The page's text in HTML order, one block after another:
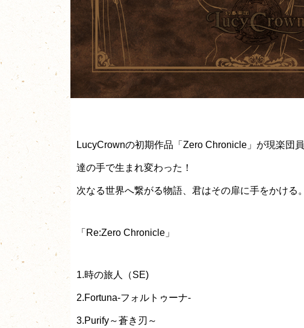
LucyCrownの初期作品「Zero Chronicle」が現楽団員
達の手で生まれ変わった！
次なる世界へ繋がる物語、君はその扉に手をかける。
「Re:Zero Chronicle」
1.時の旅人（SE)
2.Fortuna-フォルトゥーナ-
3.Purify～蒼き刃～